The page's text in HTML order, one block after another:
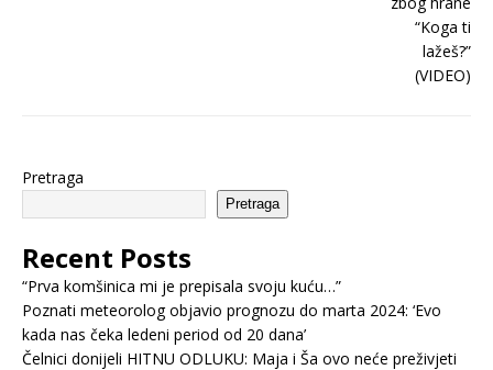
Pretraga
Pretraga
Recent Posts
“Prva komšinica mi je prepisala svoju kuću…”
Poznati meteorolog objavio prognozu do marta 2024: ‘Evo
kada nas čeka ledeni period od 20 dana’
Čelnici donijeli HITNU ODLUKU: Maja i Ša ovo neće preživjeti